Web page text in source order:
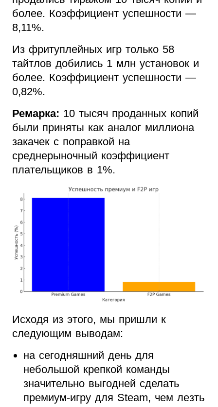
более. Коэффициент успешности —
8,11%.
Из фритуплейных игр только 58
тайтлов добились 1 млн установок и
более. Коэффициент успешности —
0,82%.
Ремарка: 10 тысяч проданных копий
были приняты как аналог миллиона
закачек с поправкой на
среднерыночный коэффициент
плательщиков в 1%.
Исходя из этого, мы пришли к
следующим выводам:
на сегодняшний день для
небольшой крепкой команды
значительно выгодней сделать
премиум-игру для Steam, чем лезть